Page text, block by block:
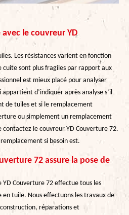
le couvreur YD
Les résistances varient en fonction
sont plus fragiles par rapport aux
est mieux placé pour analyser
d’indiquer après analyse s’il
de tuiles et si le remplacement
ou simplement un remplacement
le couvreur YD Couverture 72.
si besoin est.
72 assure la pose de
Couverture 72 effectue tous les
tuile. Nous effectuons les travaux de
réparations et